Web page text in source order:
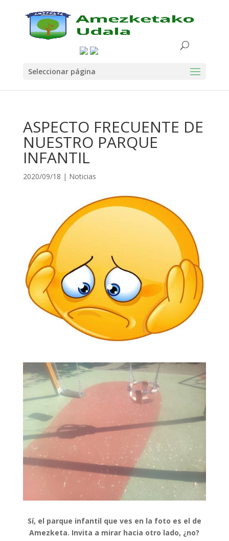
Seleccionar página
ASPECTO FRECUENTE DE
NUESTRO PARQUE
INFANTIL
2020/09/18 | Noticias
Sí, el parque infantil que ves en la foto es el de
Amezketa. Invita a mirar hacia otro lado, ¿no?